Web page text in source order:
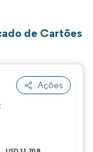
de Cartões
Ações